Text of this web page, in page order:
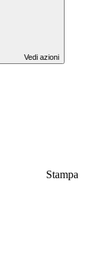
Vedi azioni
Stampa